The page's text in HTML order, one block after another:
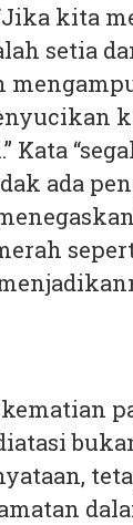
kita
setia
Kata
ada